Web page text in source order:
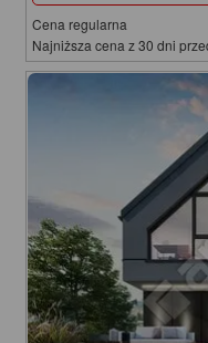
Cena regularna
Najniższa cena z 30 dni